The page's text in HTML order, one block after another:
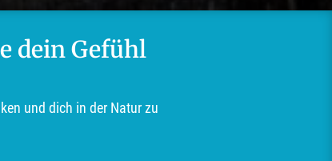
dein Gefühl
und dich in der Natur zu